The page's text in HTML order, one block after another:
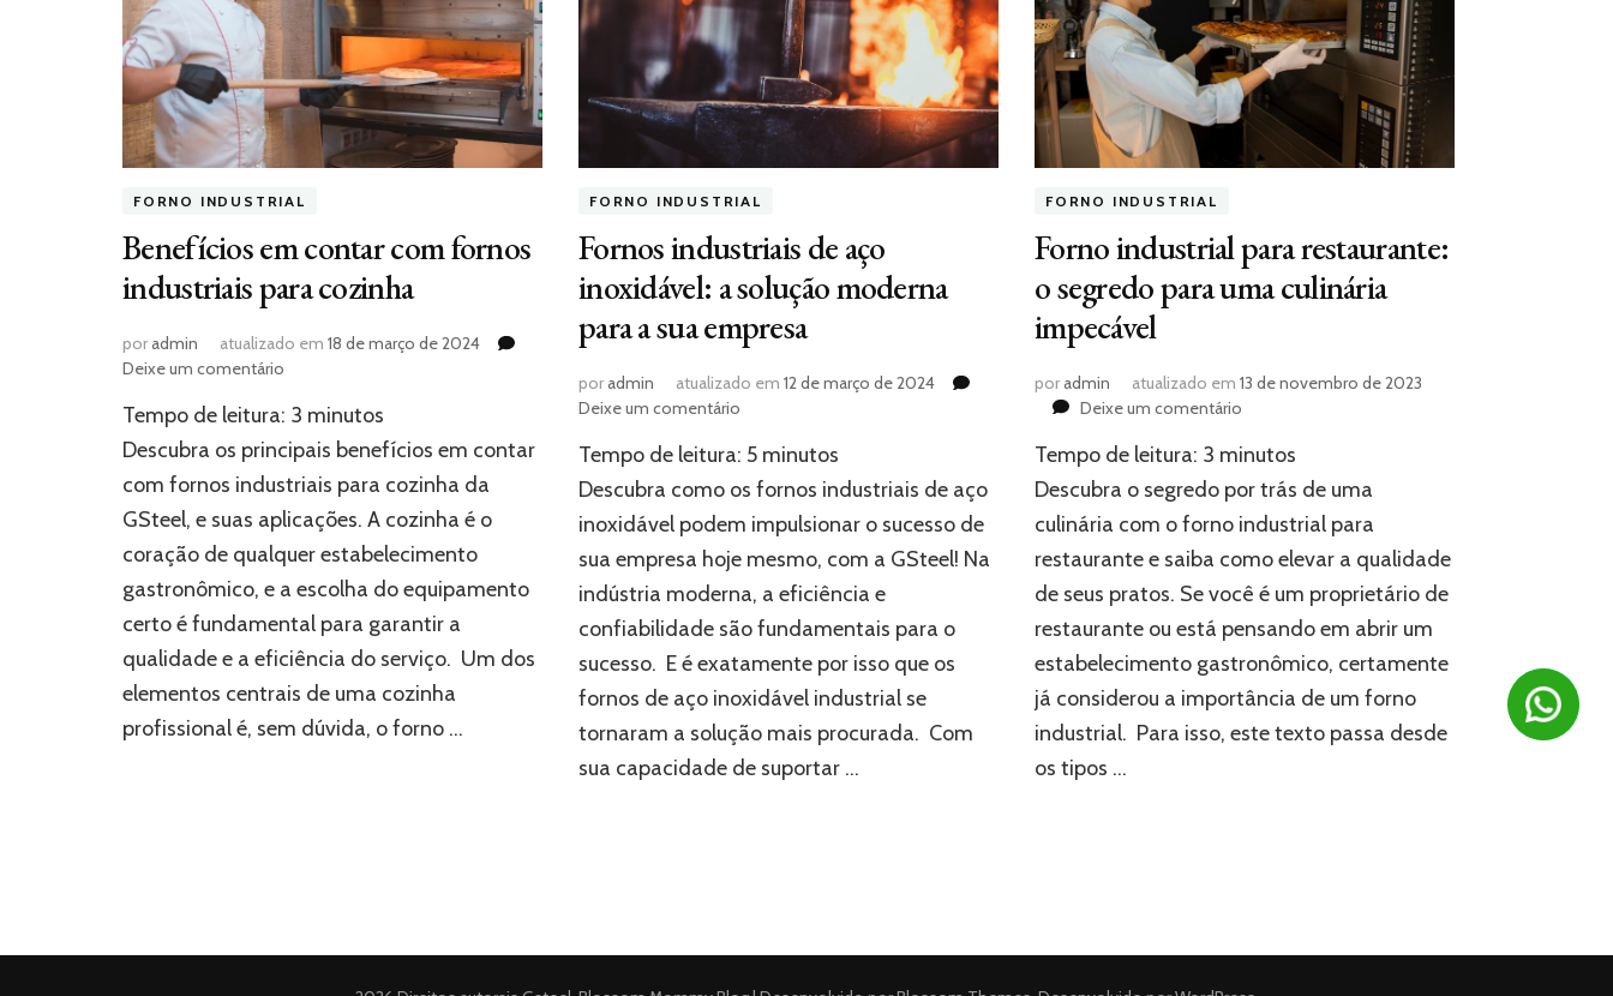
FORNO INDUSTRIAL
Benefícios em contar com fornos
industriais para cozinha
poradmin atualizado em 18 de março de 2024
Deixe um comentário
em
contar
com
fornos
industriais
cozinha
Tempo de leitura: 3 minutos
Descubra os principais benefícios em contar
com fornos industriais para cozinha da
GSteel, e suas aplicações. A cozinha é o
coração de qualquer estabelecimento
gastronômico, e a escolha do equipamento
certo é fundamental para garantir a
qualidade e a eficiência do serviço. Um dos
elementos centrais de uma cozinha
profissional é, sem dúvida, o forno …
FORNO INDUSTRIAL
Fornos industriais de aço
inoxidável: a solução moderna
para a sua empresa
poradmin atualizado em 12 de março de 2024
Deixe um comentárioem
industriais
de
inoxidável:
a
solução
moderna
para
a
empresa
Tempo de leitura: 5 minutos
Descubra como os fornos industriais de aço
inoxidável podem impulsionar o sucesso de
sua empresa hoje mesmo, com a GSteel! Na
indústria moderna, a eficiência e
confiabilidade são fundamentais para o
sucesso. E é exatamente por isso que os
fornos de aço inoxidável industrial se
tornaram a solução mais procurada. Com
sua capacidade de suportar …
FORNO INDUSTRIAL
Forno industrial para restaurante:
o segredo para uma culinária
impecável
poradmin atualizado em 13 de novembro de 2023
Deixe um comentárioem
industrial
para
o
segredo
para
uma
culinária
impecável
Tempo de leitura: 3 minutos
Descubra o segredo por trás de uma
culinária com o forno industrial para
restaurante e saiba como elevar a qualidade
de seus pratos. Se você é um proprietário de
restaurante ou está pensando em abrir um
estabelecimento gastronômico, certamente
já considerou a importância de um forno
industrial. Para isso, este texto passa desde
os tipos …